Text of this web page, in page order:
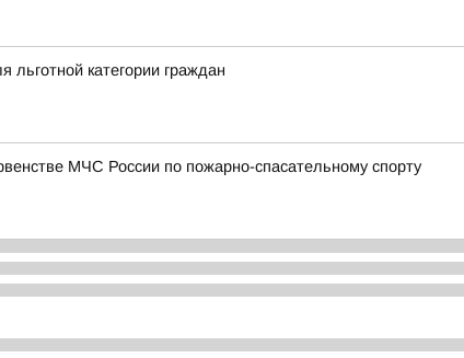
категории граждан
МЧС России по пожарно-спасательному спорту